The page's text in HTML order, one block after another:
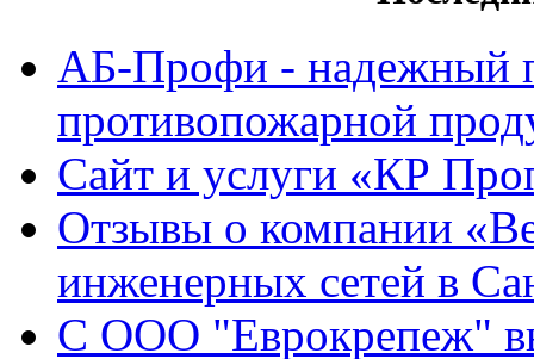
АБ-Профи - надежный
противопожарной
Сайт и услуги «КР
Отзывы о компании
инженерных сетей в
С ООО "Еврокрепеж"